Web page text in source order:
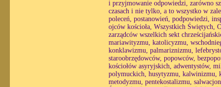
i przyjmowanie odpowiedzi, zarówno
czasach i nie tylko, a to wszystko w
poleceń, postanowień, podpowiedzi,
ojców kościoła, Wszystkich Świętych,
zarządców wszelkich sekt
mariawityzmu, katolicyzmu,
konklawizmu, palmariznizmu,
staroobrzędowców, popowców,
kościołów asyryjskich, adwentystów,
polymuckich, husytyzmu, kalwinizmu,
metodyzmu, pentekostalizmu,